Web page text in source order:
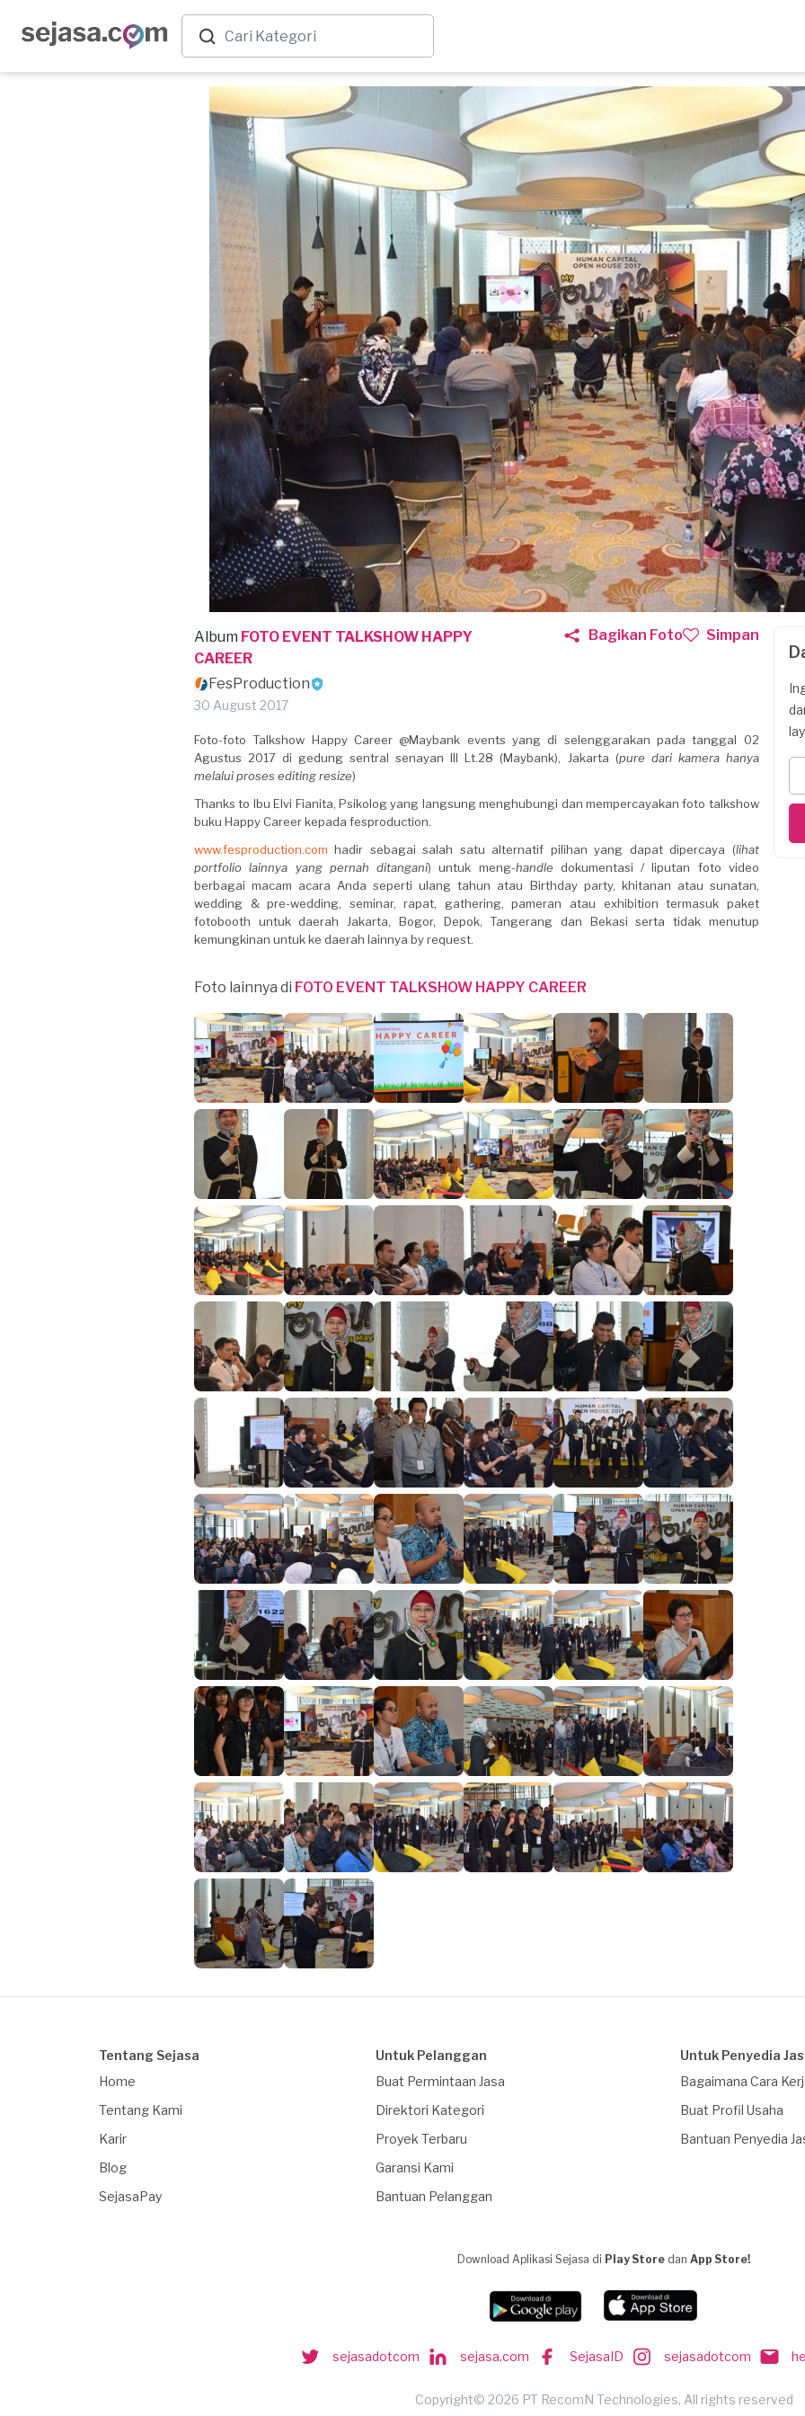
Album FOTO EVENT TALKSHOW HAPPY
CAREER
FesProduction
30 August 2017
Bagikan Foto Simpan
Foto-foto Talkshow Happy Career @Maybank events yang di selenggarakan pada tanggal 02
Agustus 2017 di gedung sentral senayan III Lt.28 (Maybank), Jakarta (pure dari kamera hanya
melalui proses editing resize)
Thanks to Ibu Elvi Fianita, Psikolog yang langsung menghubungi dan mempercayakan foto talkshow
buku Happy Career kepada fesproduction.
www.fesproduction.com hadir sebagai salah satu alternatif pilihan yang dapat dipercaya (lihat
portfolio lainnya yang pernah ditangani) untuk meng-handle dokumentasi / liputan foto video
berbagai macam acara Anda seperti ulang tahun atau Birthday party, khitanan atau sunatan,
wedding & pre-wedding, seminar, rapat, gathering, pameran atau exhibition termasuk paket
fotobooth untuk daerah Jakarta, Bogor, Depok, Tangerang dan Bekasi serta tidak menutup
kemungkinan untuk ke daerah lainnya by request.
Foto lainnya di FOTO EVENT TALKSHOW HAPPY CAREER
Tentang Sejasa
Home
Tentang Kami
Karir
Blog
SejasaPay
Untuk Pelanggan
Buat Permintaan Jasa
Direktori Kategori
Proyek Terbaru
Garansi Kami
Bantuan Pelanggan
Untuk Penyedia
Bagaimana Cara
Buat Profil Usaha
Bantuan Penyedia
Download Aplikasi Sejasa di Play Store dan App Store!
sejasadotcom sejasa.com SejasaID sejasadotcom
Copyright© 2026 PT RecomN Technologies, All rights reserved